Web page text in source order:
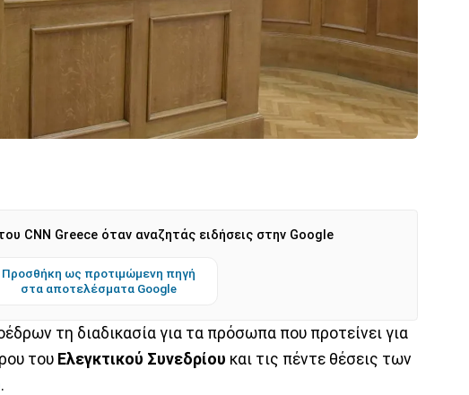
CNN Greece όταν αναζητάς ειδήσεις στην Google
Προσθήκη ως προτιμώμενη πηγή
στα αποτελέσματα Google
τη διαδικασία για τα πρόσωπα που προτείνει για
του Ελεγκτικού Συνεδρίου και τις πέντε θέσεις των
.